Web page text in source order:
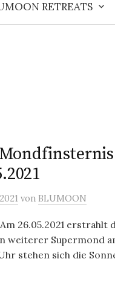
RETREATS
von BLUMOON
26.05.2021 erstrahlt
weiterer Supermond
stehen sich die